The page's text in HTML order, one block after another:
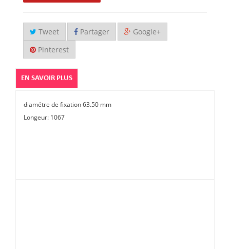
Tweet Partager Google+
Pinterest
EN SAVOIR PLUS
diamétre de fixation 63.50 mm
Longeur: 1067